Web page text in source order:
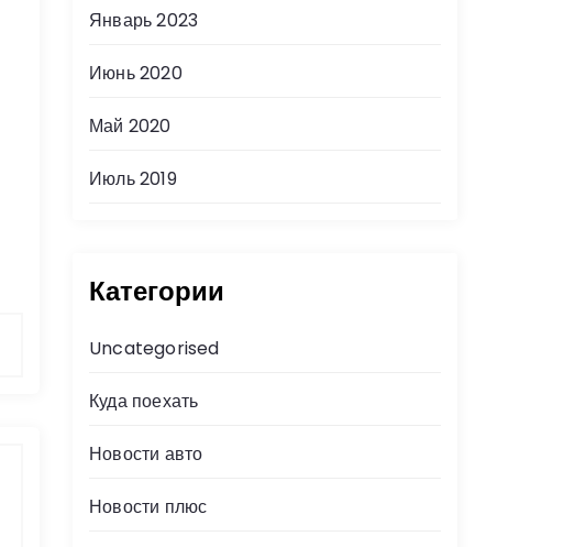
Январь 2023
Июнь 2020
Май 2020
Июль 2019
Категории
Uncategorised
Куда поехать
Новости авто
Новости плюс